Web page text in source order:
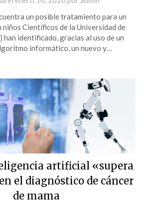
un posible tratamiento para un
niños Científicos de la Universidad de
han identificado, gracias al uso de un
informático, un nuevo y…
artificial «supera
el diagnóstico de cáncer
de mama